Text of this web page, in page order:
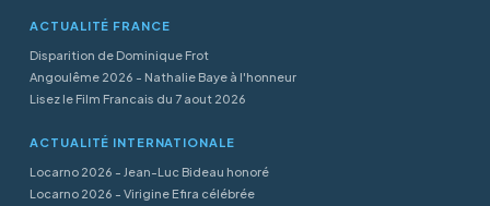
ACTUALITÉ FRANCE
Disparition de Dominique Frot
Angoulême 2026 - Nathalie Baye à l'honneur
Lisez le Film Francais du 7 aout 2026
ACTUALITÉ INTERNATIONALE
Locarno 2026 - Jean-Luc Bideau honoré
Locarno 2026 - Virigine Efira célébrée